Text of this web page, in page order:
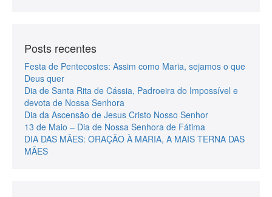
Posts recentes
Festa de Pentecostes: Assim como Maria, sejamos o que
Deus quer
Dia de Santa Rita de Cássia, Padroeira do Impossível e
devota de Nossa Senhora
Dia da Ascensão de Jesus Cristo Nosso Senhor
13 de Maio – Dia de Nossa Senhora de Fátima
DIA DAS MÃES: ORAÇÃO À MARIA, A MAIS TERNA DAS
MÃES